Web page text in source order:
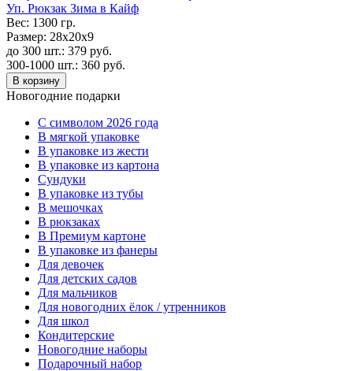
Уп. Рюкзак Зима в Кайф
Вес: 1300 гр.
Размер: 28х20x9
до 300 шт.: 379 руб.
300-1000 шт.: 360 руб.
В корзину
Новогодние подарки
C символом 2026 года
В мягкой упаковке
В упаковке из жести
В упаковке из картона
Сундуки
В упаковке из тубы
В мешочках
В рюкзаках
В Премиум картоне
В упаковке из фанеры
Для девочек
Для детских садов
Для мальчиков
Для новогодних ёлок / утренников
Для школ
Кондитерские
Новогодние наборы
Подарочный набор